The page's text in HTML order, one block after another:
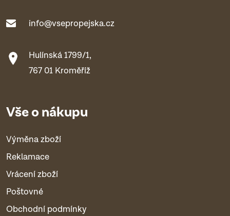
info@vsepropejska.cz
Hulínská 1799/1,
767 01 Kroměříž
Vše o nákupu
Výměna zboží
Reklamace
Vrácení zboží
Poštovné
Obchodní podmínky